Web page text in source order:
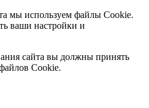
мы используем файлы Cookie.
ваши настройки и
сайта вы должны принять
Cookie.